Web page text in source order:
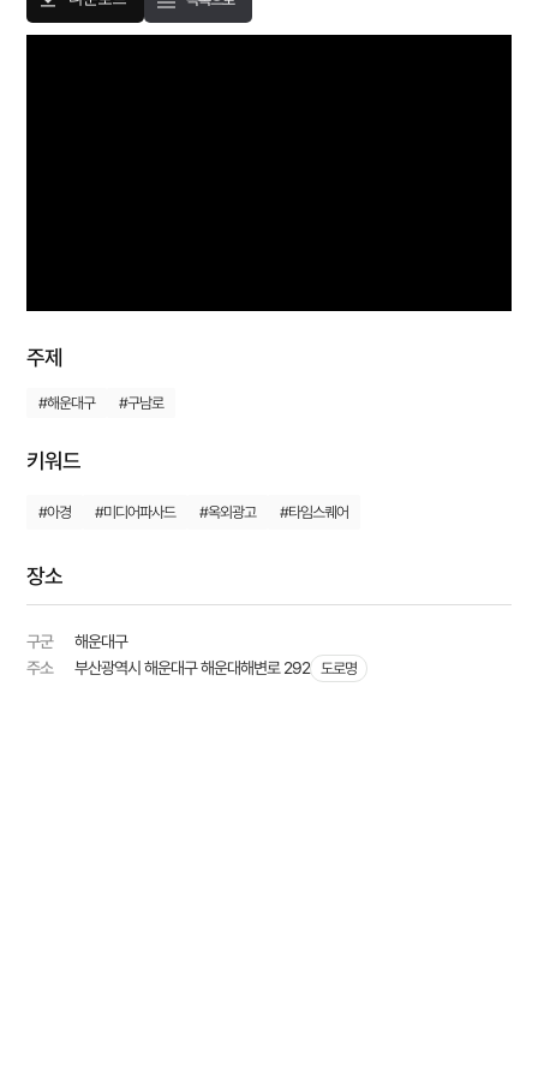
주제
#해운대구 #구남로
키워드
#아경 #미디어파사드 #옥외광고 #타임스퀘어
장소
구군
해운대구
주소
부산광역시 해운대구 해운대해변로 292 도로명